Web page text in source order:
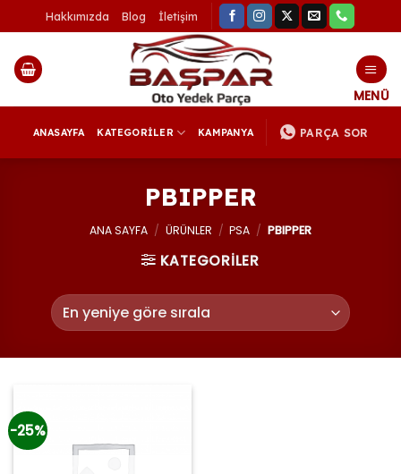
atla
Hakkımızda Blog İletişim
ANASAYFA KATEGORİLER KAMPANYA PARÇA SOR
PBIPPER
ANA SAYFA / ÜRÜNLER / PSA / PBIPPER
KATEGORİLER
-25%